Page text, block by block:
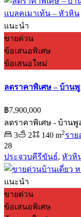
แนะนำ
ขายด่วน
ข้อเสนอพิเศษ
ข้อเสนอใหม่
ลดราคาพิเศษ – บ้าน
฿7,900,000
ลดราคาพิเศษ - บ้าน
3
2 140 m2ราย
28
ประจวบคีรีขันธ์, หัวหิ
แนะนำ
ขายด่วน
ข้อเสนอพิเศษ